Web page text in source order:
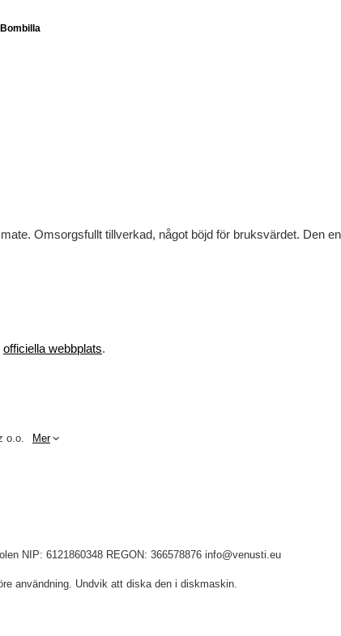
Omsorgsfullt tillverkad, något böjd för bruksvärdet. Den
officiella webbplats.
o.o. Mer
NIP: 6121860348 REGON: 366578876 info@venusti.eu
användning. Undvik att diska den i diskmaskin.